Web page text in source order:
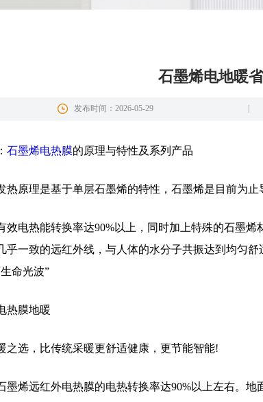
石墨烯电地暖
发布时间：2026-05-29
石墨烯电热膜的原理与特性及系列产品
热原理是基于单层石墨烯的特性，石墨烯是目前为
效电热能转换率达90%以上，同时加上特殊的石墨
乎一致的远红外线，与人体的水分子共振达到均匀
命光波”
热膜地暖
之选，比传统采暖更舒适健康，更节能智能!
墨烯远红外电热膜的电热转换率达90%以上左右。